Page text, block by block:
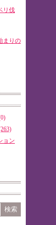
リ伐
まりの
ョン